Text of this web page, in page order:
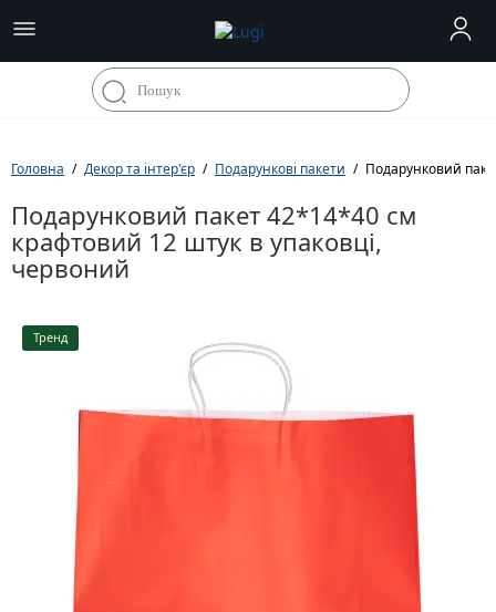
Головна Декор та інтер'єр Подарункові пакети Подарунковий
Подарунковий пакет 42*14*40 см
крафтовий 12 штук в упаковці,
червоний
Тренд